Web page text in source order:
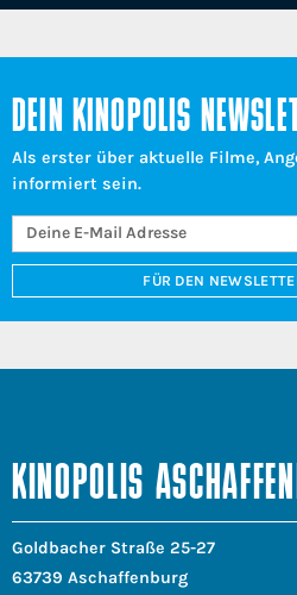
DEIN KINOPOLIS
Als erster über aktuelle Filme,
informiert sein.
FÜR DEN
KINOPOLIS
Goldbacher Straße 25-27
63739 Aschaffenburg